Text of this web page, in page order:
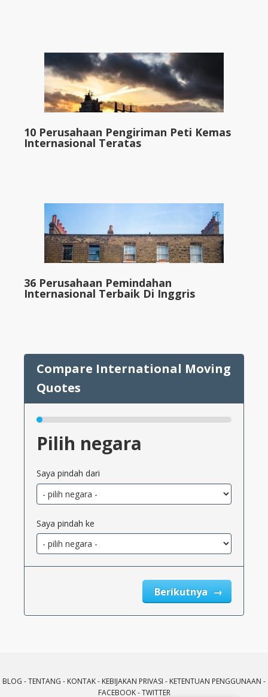
10 Perusahaan Pengiriman Peti Kemas
Internasional Teratas
36 Perusahaan Pemindahan
Internasional Terbaik Di Inggris
Pilih negara
Saya pindah dari
Saya pindah ke
Berikutnya
BLOG -TENTANG - KONTAK- KEBIJAKAN PRIVASI - KETENTUAN PENGGUNAAN -
FACEBOOK-TWITTER